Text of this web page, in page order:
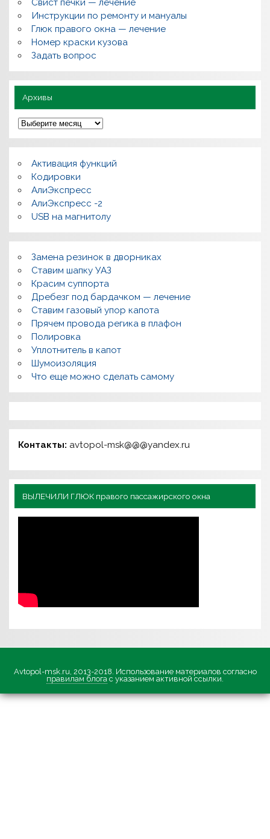
ы
,
о
л
з
Свист печки — лечение
Инструкции по ремонту и мануалы
Глюк правого окна — лечение
Номер краски кузова
Задать вопрос
Архивы
А
р
х
и
ы
Активация функций
Кодировки
АлиЭкспресс
АлиЭкспресс -2
USB на магнитолу
Замена резинок в дворниках
Ставим шапку УАЗ
Красим суппорта
Дребезг под бардачком — лечение
Ставим газовый упор капота
Прячем провода регика в плафон
Полировка
Уплотнитель в капот
Шумоизоляция
Что еще можно сделать самому
Контакты: avtopol-msk@@@yandex.ru
ВЫЛЕЧИЛИ ГЛЮК правого пассажирского окна
Avtopol-msk.ru, 2013-2018. Использование материалов согласно
правилам блога с указанием активной ссылки.